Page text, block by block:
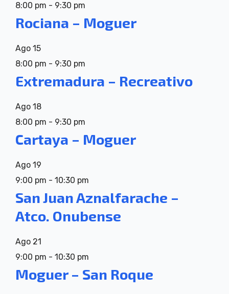
8:00 pm - 9:30 pm
Rociana – Moguer
Ago 15
8:00 pm - 9:30 pm
Extremadura – Recreativo
Ago 18
8:00 pm - 9:30 pm
Cartaya – Moguer
Ago 19
9:00 pm - 10:30 pm
San Juan Aznalfarache –
Atco. Onubense
Ago 21
9:00 pm - 10:30 pm
Moguer – San Roque